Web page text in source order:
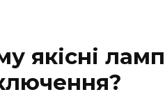
якісні